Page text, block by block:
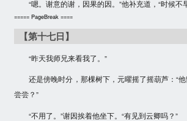
“嗯。谢意的谢，因果的因。”他补充道，“时候不
===== PageBreak ====
【第十七日】
“昨天我师兄来看我了。”
还是傍晚时分，那棵树下，元曜摇了摇葫芦：“他
尝尝？”
“不用了。”谢因挨着他坐下。“有见到云卿吗？”